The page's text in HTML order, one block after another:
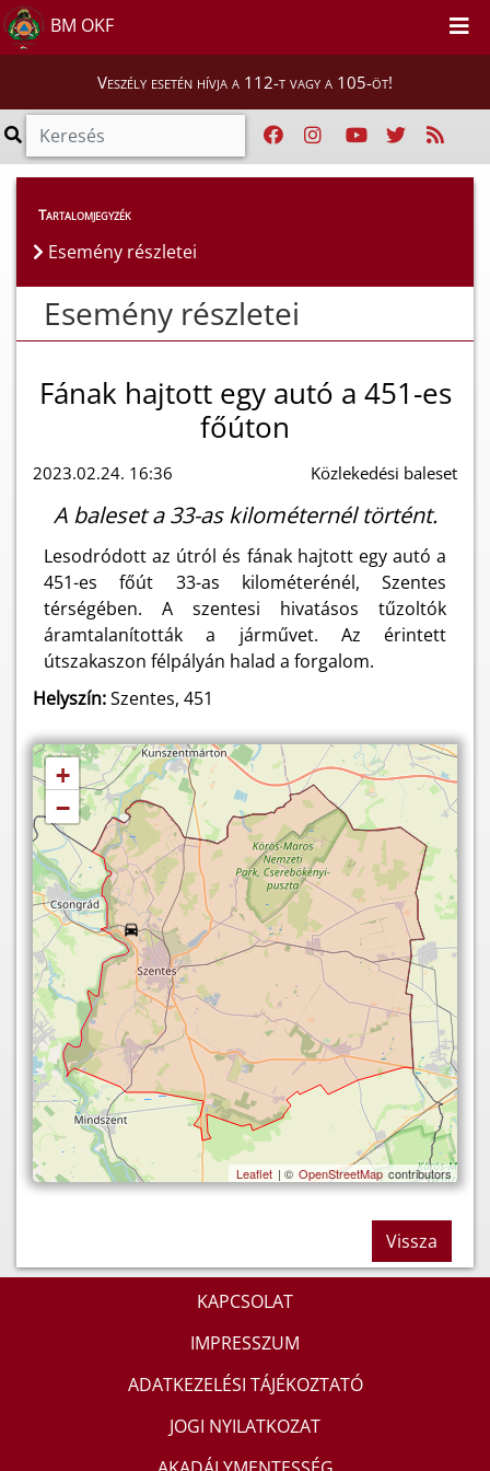
BM OKF
Veszély esetén hívja a 112-t vagy a 105-öt!
Esemény részletei
Tartalomjegyzék
Esemény részletei
Esemény részletei
Fának hajtott egy autó a 451-es
főúton
2023.02.24. 16:36 Közlekedési baleset
A baleset a 33-as kilométernél történt.
Lesodródott az útról és fának hajtott egy autó a
451-es főút 33-as kilométerénél, Szentes
térségében. A szentesi hivatásos tűzoltók
áramtalanították a járművet. Az érintett
útszakaszon félpályán halad a forgalom.
Helyszín:Szentes, 451
+
−
Leaflet | © OpenStreetMap contributors
Vissza
KAPCSOLAT
IMPRESSZUM
ADATKEZELÉSI TÁJÉKOZTATÓ
JOGI NYILATKOZAT